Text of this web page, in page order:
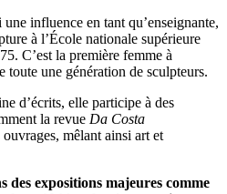
influence en tant qu’enseignante,
à l’École nationale supérieure
C’est la première femme à
toute une génération de sculpteurs.
d’écrits, elle participe à des
la revue Da Costa
mêlant ainsi art et
des expositions majeures comme